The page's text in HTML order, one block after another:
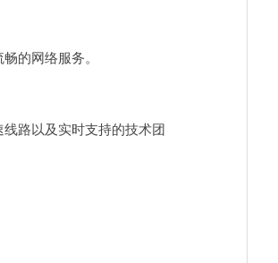
的网络服务。
路以及实时支持的技术团